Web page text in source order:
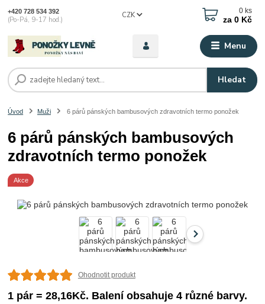
Menu
CZK
Hledat
+420 728 534 392
(Po-Pá, 9-17 hod.)
0 ks
za 0 Kč
Úvod Muži 6 párů pánských bambusových zdravotních termo ponožek
6 párů pánských bambusových
zdravotních termo ponožek
Akce
Ohodnotit produkt
1 pár = 28,16Kč. Balení obsahuje 4 různé barvy.